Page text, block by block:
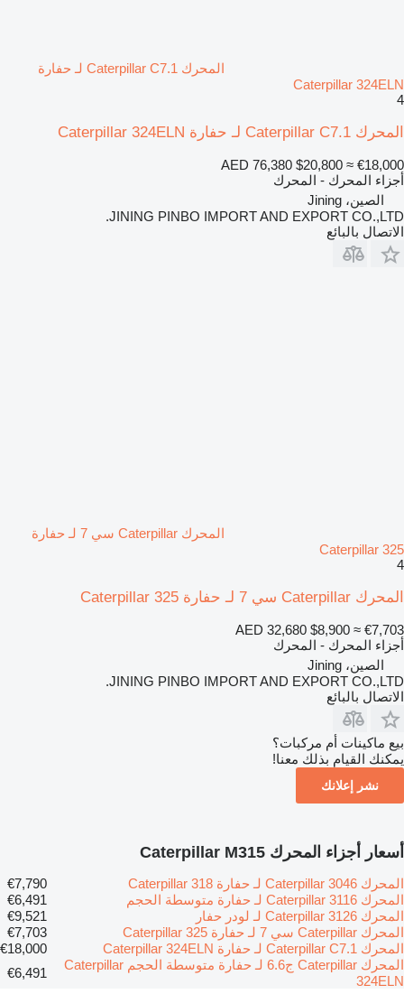
المحرك Caterpillar C7.1 لـ حفارة
Caterpillar 324ELN
4
المحرك Caterpillar C7.1 لـ حفارة Caterpillar 324ELN
AED 76,380 $20,800 ≈ €18,000
أجزاء المحرك - المحرك
الصين، Jining
JINING PINBO IMPORT AND EXPORT CO.,LTD.
الاتصال بالبائع
المحرك Caterpillar سي 7 لـ حفارة
Caterpillar 325
4
المحرك Caterpillar سي 7 لـ حفارة Caterpillar 325
AED 32,680 $8,900 ≈ €7,703
أجزاء المحرك - المحرك
الصين، Jining
JINING PINBO IMPORT AND EXPORT CO.,LTD.
الاتصال بالبائع
بيع ماكينات أم مركبات؟
يمكنك القيام بذلك معنا!
نشر إعلانك
أسعار أجزاء المحرك Caterpillar M315
المحرك Caterpillar 3046 لـ حفارة Caterpillar 318
€7,790
المحرك Caterpillar 3116 لـ حفارة متوسطة الحجم
€6,491
المحرك Caterpillar 3126 لـ لودر حفار
€9,521
المحرك Caterpillar سي 7 لـ حفارة Caterpillar 325
€7,703
المحرك Caterpillar C7.1 لـ حفارة Caterpillar 324ELN
€18,000
المحرك Caterpillar ج6.6 لـ حفارة متوسطة الحجم Caterpillar
324ELN
€6,491